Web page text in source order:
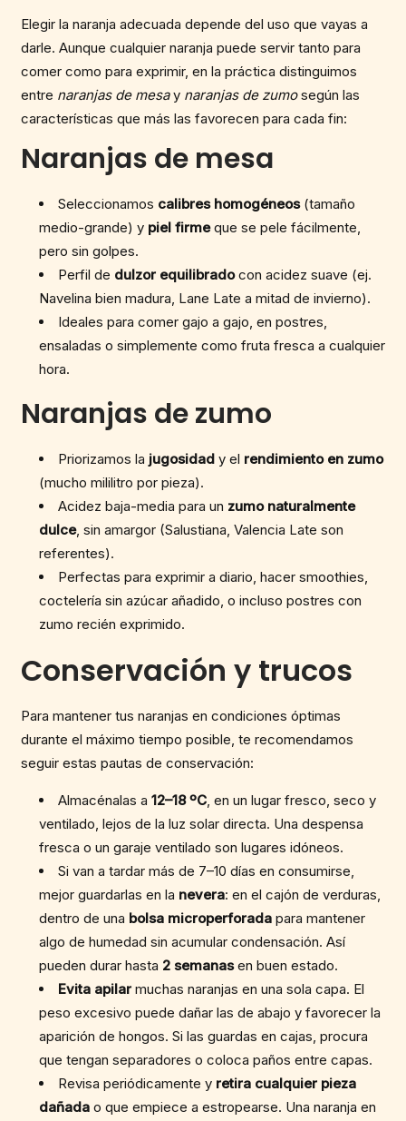
Elegir la naranja adecuada depende del uso que vayas a
darle. Aunque cualquier naranja puede servir tanto para
comer como para exprimir, en la práctica distinguimos
entre naranjas de mesay naranjas de zumosegún las
características que más las favorecen para cada fin:
Naranjas de mesa
Seleccionamos calibres homogéneos(tamaño
medio-grande) y piel firmeque se pele fácilmente,
pero sin golpes.
Perfil de dulzor equilibradocon acidez suave (ej.
Navelina bien madura, Lane Late a mitad de invierno).
Ideales para comer gajo a gajo, en postres,
ensaladas o simplemente como fruta fresca a cualquier
hora.
Naranjas de zumo
Priorizamos la jugosidad y el rendimiento en zumo
(mucho mililitro por pieza).
Acidez baja-media para un zumo naturalmente
dulce, sin amargor (Salustiana, Valencia Late son
referentes).
Perfectas para exprimir a diario, hacer smoothies,
coctelería sin azúcar añadido, o incluso postres con
zumo recién exprimido.
Conservación y trucos
Para mantener tus naranjas en condiciones óptimas
durante el máximo tiempo posible, te recomendamos
seguir estas pautas de conservación:
Almacénalas a 12–18 ºC, en un lugar fresco, seco y
ventilado, lejos de la luz solar directa. Una despensa
fresca o un garaje ventilado son lugares idóneos.
Si van a tardar más de 7–10 días en consumirse,
mejor guardarlas en la nevera: en el cajón de verduras,
dentro de una bolsa microperforada para mantener
algo de humedad sin acumular condensación. Así
pueden durar hasta 2 semanasen buen estado.
Evita apilar muchas naranjas en una sola capa. El
peso excesivo puede dañar las de abajo y favorecer la
aparición de hongos. Si las guardas en cajas, procura
que tengan separadores o coloca paños entre capas.
Revisa periódicamente y retira cualquier pieza
dañada o que empiece a estropearse. Una naranja en